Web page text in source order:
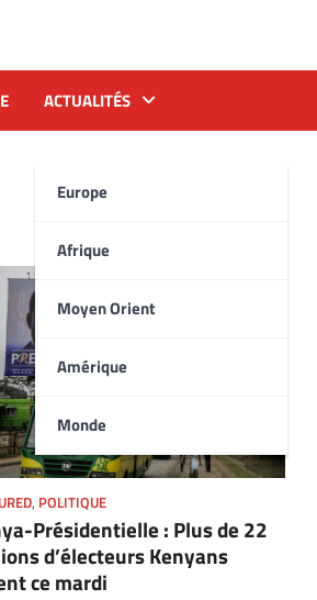
ACTUALITÉS
Europe
Afrique
Moyen Orient
Amérique
Monde
, POLITIQUE
Présidentielle : Plus de 22
d’électeurs Kenyans
ce mardi